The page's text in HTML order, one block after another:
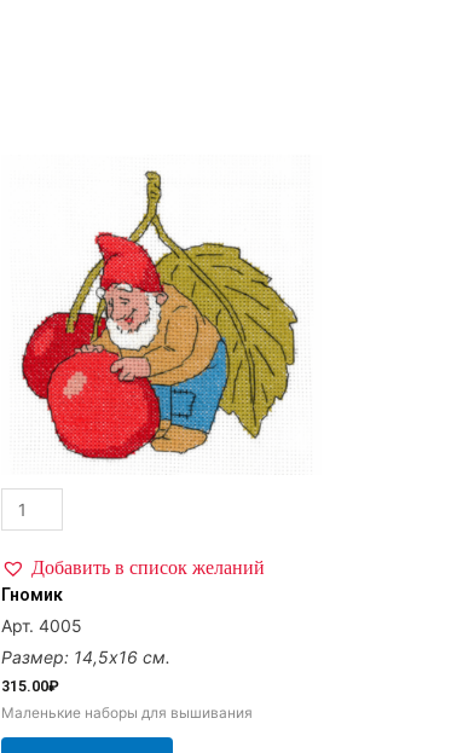
Добавить в список желаний
Гномик
Арт. 4005
Размер: 14,5х16 см.
315.00₽
Маленькие наборы для вышивания